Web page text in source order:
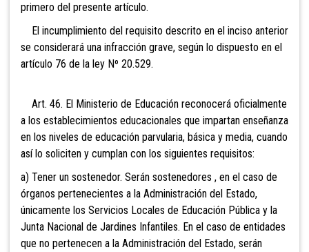
primero del presente artículo.
El incumplimiento del requisito descrito en el inciso anterior
se considerará una infracción grave, según lo dispuesto en el
artículo 76 de la ley Nº 20.529.
Art. 46. El Ministerio de Educación reconocerá oficialmente
a los establecimientos educacionales que impartan enseñanza
en los niveles de educación parvularia, básica y media, cuando
así lo soliciten y cumplan con los siguientes requisitos:
a) Tener un sostenedor. Serán sostenedores , en el caso de
órganos pertenecientes a la Administración del Estado,
únicamente los Servicios Locales de Educación Pública y la
Junta Nacional de Jardines Infantiles. En el caso de entidades
que no pertenecen a la Administración del Estado, serán